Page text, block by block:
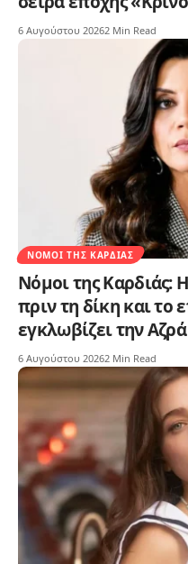
6 Αυγούστου 20262 Min Read
ΝΌΜΟΙ ΤΗΣ ΚΑΡΔΙΆΣ
Νόμοι της Καρδιάς:
πριν τη δίκη και το
εγκλωβίζει την Αζρά
6 Αυγούστου 20262 Min Read